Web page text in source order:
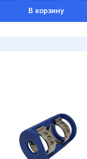
В корзину